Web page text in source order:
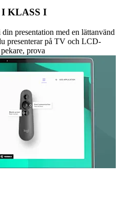
KLASS I
presentation med en lättanvänd
presenterar på TV och LCD-
prova